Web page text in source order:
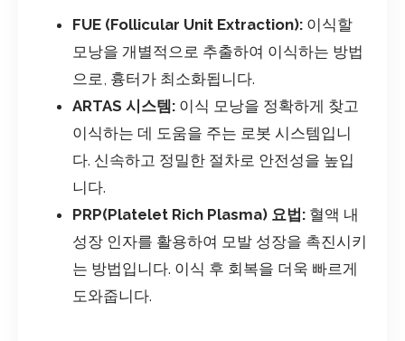
FUE (Follicular Unit Extraction): 이식할
모낭을 개별적으로 추출하여 이식하는 방법
으로, 흉터가 최소화됩니다.
ARTAS 시스템: 이식 모낭을 정확하게 찾고
이식하는 데 도움을 주는 로봇 시스템입니
다. 신속하고 정밀한 절차로 안전성을 높입
니다.
PRP(Platelet Rich Plasma) 요법: 혈액 내
성장 인자를 활용하여 모발 성장을 촉진시키
는 방법입니다. 이식 후 회복을 더욱 빠르게
도와줍니다.